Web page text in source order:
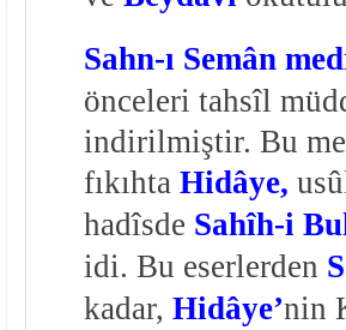
Sahn-ı Semân
önceleri tahsîl
indirilmiştir. Bu
fıkıhta Hidâye,
hadîsde Sahîh-i
idi. Bu eserlerden
kadar, Hidâye’nin